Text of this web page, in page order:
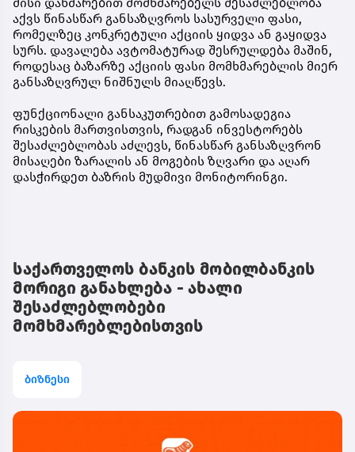
აქვს წინასწარ განსაზღვროს სასურველი ფასი,
რომელზეც კონკრეტული აქციის ყიდვა ან გაყიდვა
სურს. დავალება ავტომატურად შესრულდება მაშინ,
როდესაც ბაზარზე აქციის ფასი მომხმარებლის მიერ
განსაზღვრულ ნიშნულს მიაღწევს.
ფუნქციონალი განსაკუთრებით გამოსადეგია
რისკების მართვისთვის, რადგან ინვესტორებს
შესაძლებლობას აძლევს, წინასწარ განსაზღვრონ
მისაღები ზარალის ან მოგების ზღვარი და აღარ
დასჭირდეთ ბაზრის მუდმივი მონიტორინგი.
საქართველოს ბანკის მობილბანკის
მორიგი განახლება - ახალი
შესაძლებლობები
მომხმარებლებისთვის
ბიზნესი